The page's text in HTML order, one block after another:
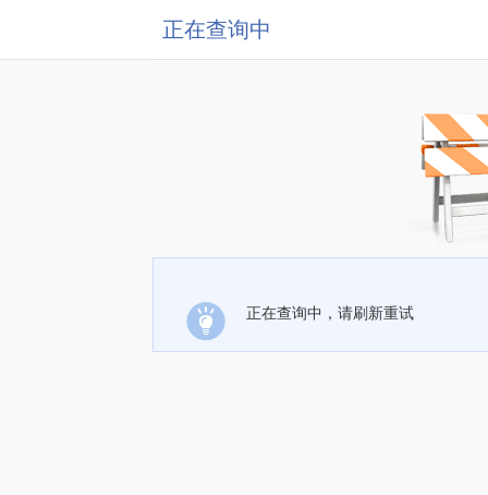
正在查询中
正在查询中，请刷新重试